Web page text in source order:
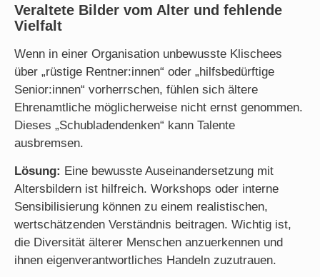
Veraltete Bilder vom Alter und fehlende
Vielfalt
Wenn in einer Organisation unbewusste Klischees
über „rüstige Rentner:innen“ oder „hilfsbedürftige
Senior:innen“ vorherrschen, fühlen sich ältere
Ehrenamtliche möglicherweise nicht ernst genommen.
Dieses „Schubladendenken“ kann Talente
ausbremsen.
Lösung: Eine bewusste Auseinandersetzung mit
Altersbildern ist hilfreich. Workshops oder interne
Sensibilisierung können zu einem realistischen,
wertschätzenden Verständnis beitragen. Wichtig ist,
die Diversität älterer Menschen anzuerkennen und
ihnen eigenverantwortliches Handeln zuzutrauen.